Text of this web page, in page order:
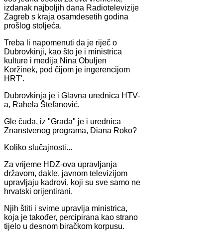
izdanak najboljih dana Radiotelevizije
Zagreb s kraja osamdesetih godina
prošlog stoljeća.
Treba li napomenuti da je riječ o
Dubrovkinji, kao što je i ministrica
kulture i medija Nina Obuljen
Koržinek, pod čijom je ingerencijom
HRT'.
Dubrovkinja je i Glavna urednica HTV-
a, Rahela Štefanović.
Gle čuda, iz "Grada" je i urednica
Znanstvenog programa, Diana Roko?
Koliko slučajnosti...
Za vrijeme HDZ-ova upravljanja
državom, dakle, javnom televizijom
upravljaju kadrovi, koji su sve samo ne
hrvatski orijentirani.
Njih štiti i svime upravlja ministrica,
koja je također, percipirana kao strano
tijelo u desnom biračkom korpusu.